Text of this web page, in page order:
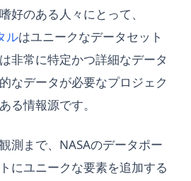
好のある人々にとって、
ル(opens in a new tab)
はユニークなデータセット
非常に特定かつ詳細なデータ
なデータが必要なプロジェク
る情報源です。
測まで、NASAのデータポー
にユニークな要素を追加する